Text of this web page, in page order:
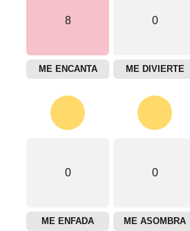
8
ME ENCANTA
0
ME DIVIERTE
0
ME ENFADA
0
ME ASOMBRA